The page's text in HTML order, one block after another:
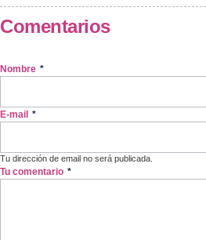
Comentarios
Nombre *
E-mail *
Tu dirección de email no será publicada.
Tu comentario *